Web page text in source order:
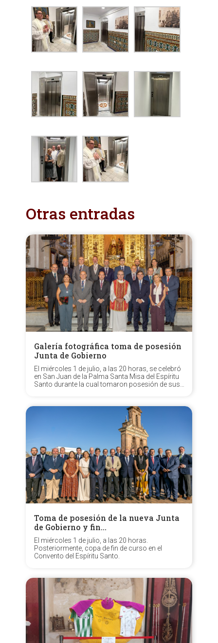
Otras entradas
Galería fotográfica toma de posesión
Junta de Gobierno
El miércoles 1 de julio, a las 20 horas, se celebró
en San Juan de la Palma Santa Misa del Espíritu
Santo durante la cual tomaron posesión de sus
Tovaruela Garrido, resultante del pasado...
Toma de posesión de la nueva Junta
de Gobierno y fin…
El miércoles 1 de julio, a las 20 horas.
Posteriormente, copa de fin de curso en el
Convento del Espíritu Santo.